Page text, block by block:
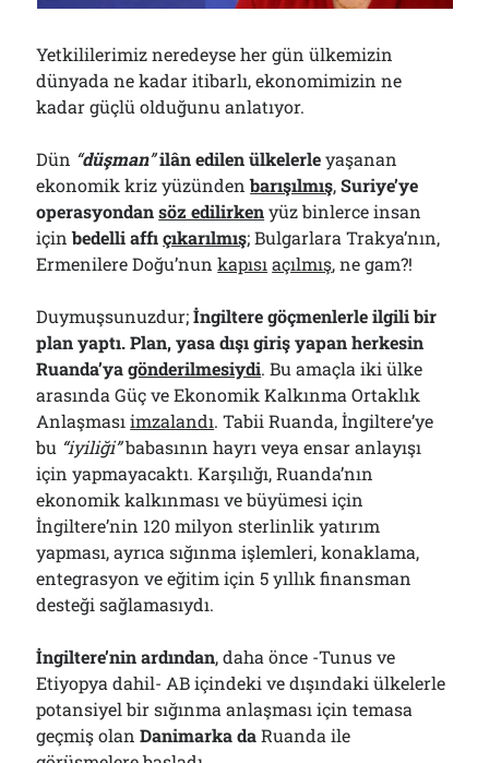
Arşivler
Arşivler
Yetkililerimiz neredeyse her gün ülkemizin
dünyada ne kadar itibarlı, ekonomimizin ne
kadar güçlü olduğunu anlatıyor.
Dün “düşman”ilân edilen ülkelerleyaşanan
ekonomik kriz yüzündenbarışılmış,Suriye’ye
operasyondansöz edilirkenyüz binlerce insan
içinbedelli affıçıkarılmış; Bulgarlara Trakya’nın,
Ermenilere Doğu’nunkapısı açılmış, ne gam?!
Duymuşsunuzdur;İngiltere göçmenlerle ilgili bir
plan yaptı. Plan, yasa dışı giriş yapan herkesin
Ruanda’yagönderilmesiydi. Bu amaçla iki ülke
arasında Güç ve Ekonomik Kalkınma Ortaklık
Anlaşmasıimzalandı. Tabii Ruanda, İngiltere’ye
bu “iyiliği”babasının hayrı veya ensar anlayışı
için yapmayacaktı. Karşılığı, Ruanda’nın
ekonomik kalkınması ve büyümesi için
İngiltere’nin 120 milyon sterlinlik yatırım
yapması, ayrıca sığınma işlemleri, konaklama,
entegrasyon ve eğitim için 5 yıllık finansman
desteği sağlamasıydı.
İngiltere’nin ardından, daha önce -Tunus ve
Etiyopya dahil- AB içindeki ve dışındaki ülkelerle
potansiyel bir sığınma anlaşması için temasa
geçmiş olanDanimarka daRuanda ile